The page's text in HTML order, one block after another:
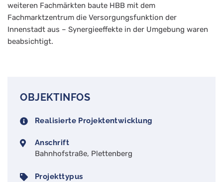
weiteren Fachmärkten baute HBB mit dem
Fachmarktzentrum die Versorgungsfunktion der
Innenstadt aus – Synergieeffekte in der Umgebung waren
beabsichtigt.
OBJEKTINFOS
Realisierte Projektentwicklung
Anschrift
Bahnhofstraße, Plettenberg
Projekttypus